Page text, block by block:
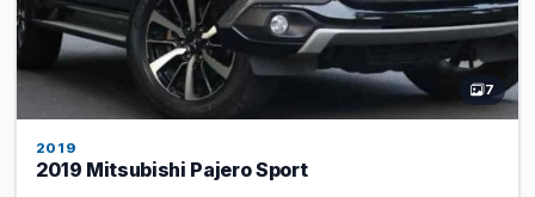
7
2019
2019 Mitsubishi Pajero Sport